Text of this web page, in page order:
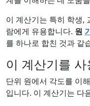
이 계산기는 특히 학생,
람에게 유용합니다. 원
를 하나로 합친 것과 같
이 계산기를
단위 원에서 각도를 이
입니다. 이 계산기는 다